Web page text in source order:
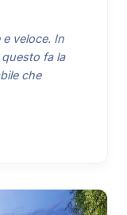
e veloce. In
fa la
che